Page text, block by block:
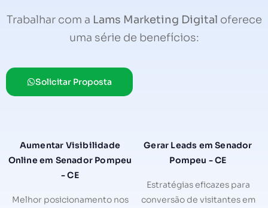
Trabalhar com a Lams Marketing Digital oferece
uma série de benefícios:
Solicitar Proposta
Aumentar Visibilidade
Online em Senador Pompeu
- CE
Melhor posicionamento nos
Gerar Leads em Senador
Pompeu - CE
Estratégias eficazes para
conversão de visitantes em